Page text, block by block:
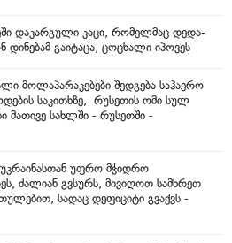
დაკარგული კაცი, რომელმაც დედა-
გაიტაცა, ცოცხალი იპოვეს
მოლაპარაკებები შედგება საჰაერო
საკითხზე, რუსეთის ომი სულ
მათივე სახლში - რუსეთში -
უფრო მჭიდრო
ძალიან გვსურს, მივიღოთ სამხრეთ
სადაც დეფიციტი გვაქვს -